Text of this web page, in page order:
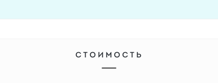
СТОИМОСТЬ